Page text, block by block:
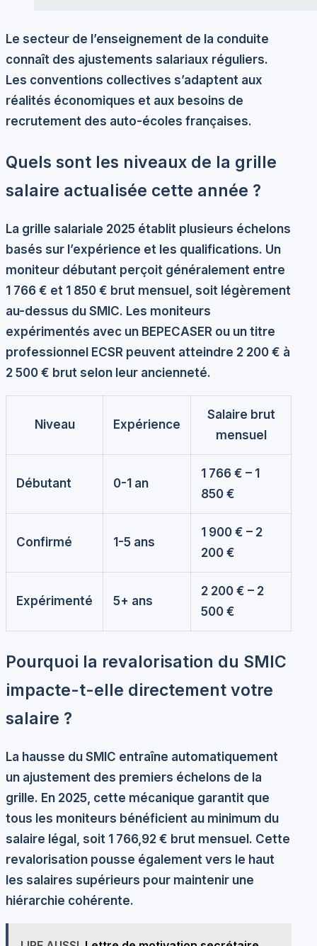
Le secteur de l’enseignement de la conduite
connaît des ajustements salariaux réguliers.
Les conventions collectives s’adaptent aux
réalités économiques et aux besoins de
recrutement des auto-écoles françaises.
Quels sont les niveaux de la grille
salaire actualisée cette année ?
La grille salariale 2025 établit plusieurs échelons
basés sur l’expérience et les qualifications. Un
moniteur débutant perçoit généralement entre
1 766 € et 1 850 € brut mensuel , soit légèrement
au-dessus du SMIC. Les moniteurs
expérimentés avec un BEPECASER ou un titre
professionnel ECSR peuvent atteindre 2 200 € à
2 500 € brut selon leur ancienneté.
Niveau Expérience
Salaire brut
mensuel
Débutant 0-1 an
1 766 € – 1
850 €
Confirmé 1-5 ans
1 900 € – 2
200 €
Expérimenté 5+ ans
2 200 € – 2
500 €
Pourquoi la revalorisation du SMIC
impacte-t-elle directement votre
salaire ?
La hausse du SMIC entraîne automatiquement
un ajustement des premiers échelons de la
grille. En 2025, cette mécanique garantit que
tous les moniteurs bénéficient au minimum du
salaire légal, soit 1 766,92 € brut mensuel. Cette
revalorisation pousse également vers le haut
les salaires supérieurs pour maintenir une
hiérarchie cohérente.